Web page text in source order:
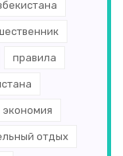
правила
экономия
отдых